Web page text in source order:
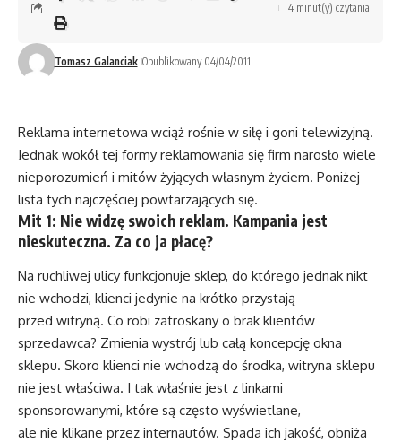
Tomasz Galanciak Opublikowany 04/04/2011
4 minut(y) czytania
Reklama internetowa wciąż rośnie w siłę i goni telewizyjną.
Jednak wokół tej formy reklamowania się firm narosło wiele
nieporozumień i mitów żyjących własnym życiem. Poniżej
lista tych najczęściej powtarzających się.
Mit 1: Nie widzę swoich reklam. Kampania jest
nieskuteczna. Za co ja płacę?
Na ruchliwej ulicy funkcjonuje sklep, do którego jednak nikt
nie wchodzi, klienci jedynie na krótko przystają
przed witryną. Co robi zatroskany o brak klientów
sprzedawca? Zmienia wystrój lub całą koncepcję okna
sklepu. Skoro klienci nie wchodzą do środka, witryna sklepu
nie jest właściwa. I tak właśnie jest z linkami
sponsorowanymi, które są często wyświetlane,
ale nie klikane przez internautów. Spada ich jakość, obniża